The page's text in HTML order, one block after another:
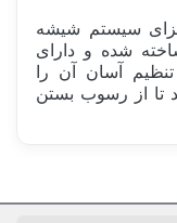
سیستم شیشه
شده و دارای
آسان آن را
تا از رسوب بستن